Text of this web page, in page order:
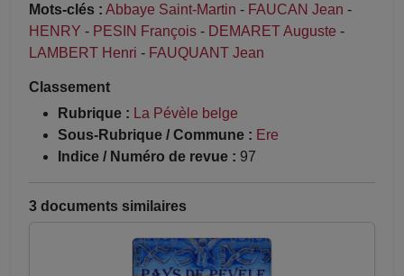
Mots-clés : Abbaye Saint-Martin - FAUCAN Jean -
HENRY - PESIN François - DEMARET Auguste -
LAMBERT Henri - FAUQUANT Jean
Classement
Rubrique : La Pévèle belge
Sous-Rubrique / Commune : Ere
Indice / Numéro de revue : 97
3 documents similaires